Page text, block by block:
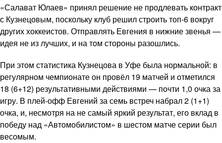
«Салават Юлаев» принял решение не продлевать контракт
с Кузнецовым, поскольку клуб решил строить топ-6 вокруг
других хоккеистов. Отправлять Евгения в нижние звенья —
идея не из лучших, и на том стороны разошлись.
При этом статистика Кузнецова в Уфе была нормальной: в
регулярном чемпионате он провёл 19 матчей и отметился
18 (6+12) результативными действиями — почти 1,0 очка за
игру. В плей-офф Евгений за семь встреч набрал 2 (1+1)
очка, и, несмотря на не самый яркий результат, его вклад в
победу над «Автомобилистом» в шестом матче серии был
весомым.